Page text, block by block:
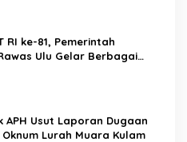
RI ke-81, Pemerintah
Ulu Gelar Berbagai
Lurah Muara Kulam